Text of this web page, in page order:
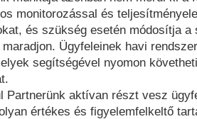
monitorozással és
és szükség esetén módosítja a
maradjon. Ügyfeleinek havi
segítségével nyomon
Partnerünk aktívan részt vesz
értékes és figyelemfelkeltő